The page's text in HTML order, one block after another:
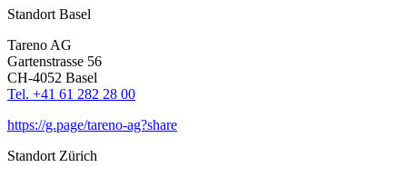
Standort Basel
Tareno AG
Garten­strasse 56
CH-4052 Basel
Tel. +41 61 282 28 00
https://g.page/tareno-ag?share
Standort Zürich